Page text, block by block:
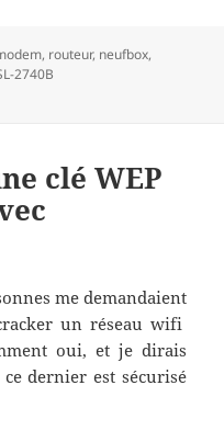
, routeur, neufbox,
2740B
clé WEP
me demandaient
un réseau wifi
oui, et je dirais
dernier est sécurisé